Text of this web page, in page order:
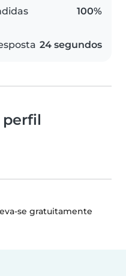
100%
24 segundos
perfil
se gratuitamente